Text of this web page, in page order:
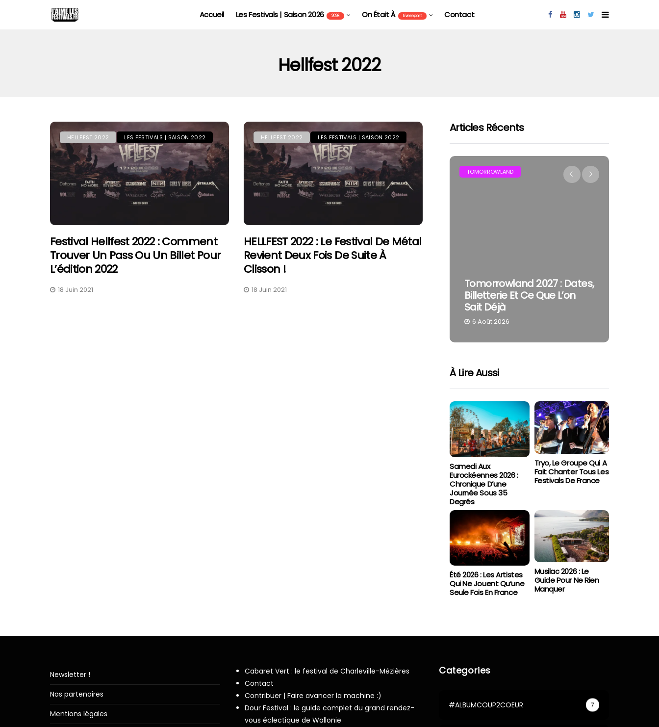
Accueil Les Festivals | Saison 2026 2026 On Était À Livereport Contact
Hellfest 2022
HELLFEST 2022 LES FESTIVALS | SAISON 2022
Festival Hellfest 2022 : Comment
Trouver Un Pass Ou Un Billet Pour
L’édition 2022
18 Juin 2021
HELLFEST 2022 LES FESTIVALS | SAISON 2022
HELLFEST 2022 : Le Festival De Métal
Revient Deux Fois De Suite À
Clisson !
18 Juin 2021
Articles Récents
FOIRE AUX VINS D'ALSACE DE COLMAR - FAVCOLMAR TOMORROWLAND
Tomorrowland 2027 : Dates,
Billetterie Et Ce Que L’on
Sait Déjà
6 Août 2026
À Lire Aussi
Samedi Aux
Eurockéennes 2026 :
Chronique D’une
Journée Sous 35
Degrés
Tryo, Le Groupe Qui A
Fait Chanter Tous Les
Festivals De France
Été 2026 : Les Artistes
Qui Ne Jouent Qu’une
Seule Fois En France
Musilac 2026 : Le
Guide Pour Ne Rien
Manquer
Newsletter !
Nos partenaires
Mentions légales
Cabaret Vert : le festival de Charleville-Mézières
Contact
Contribuer | Faire avancer la machine :)
Dour Festival : le guide complet du grand rendez-
vous éclectique de Wallonie
Categories
#ALBUMCOUP2COEUR 7